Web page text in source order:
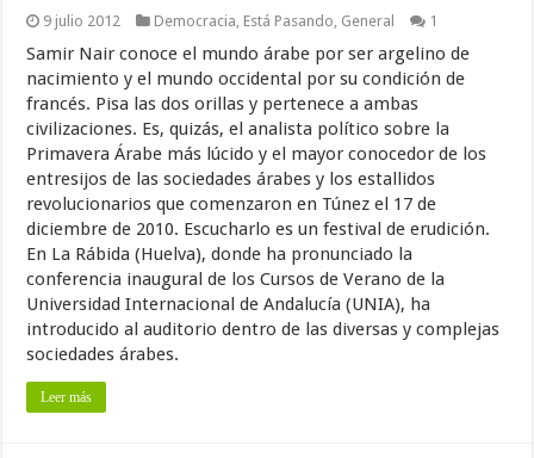
9 julio 2012 Democracia Está Pasando General 1
Samir Nair conoce el mundo árabe por ser argelino de
nacimiento y el mundo occidental por su condición de
francés. Pisa las dos orillas y pertenece a ambas
civilizaciones. Es, quizás, el analista político sobre la
Primavera Árabe más lúcido y el mayor conocedor de los
entresijos de las sociedades árabes y los estallidos
revolucionarios que comenzaron en Túnez el 17 de
diciembre de 2010. Escucharlo es un festival de erudición.
En La Rábida (Huelva), donde ha pronunciado la
conferencia inaugural de los Cursos de Verano de la
Universidad Internacional de Andalucía (UNIA), ha
introducido al auditorio dentro de las diversas y complejas
sociedades árabes.
Leer más